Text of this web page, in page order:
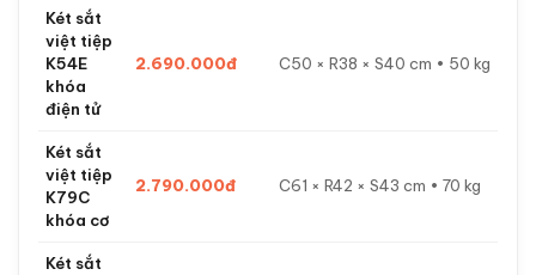
Két sắt
việt tiệp
K54E
khóa
điện tử
2.690.000đ C50 × R38 × S40 cm • 50 kg
Két sắt
việt tiệp
K79C
khóa cơ
2.790.000đ C61 × R42 × S43 cm • 70 kg
Két sắt